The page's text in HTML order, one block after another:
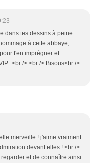
dans tes dessins à peine
à cette abbaye,
t'en imprégner et
/> <br /> Bisous<br />
merveille ! j'aime vraiment
devant elles ! <br />
et de connaître ainsi